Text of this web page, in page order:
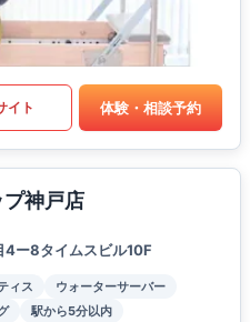
イト 体験・相談予約
プ神戸店
4ー8タイムスビル10F
ィス
ウォーターサーバー
駅から5分以内